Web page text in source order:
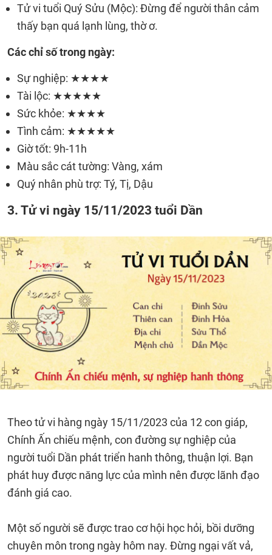
Tử vi tuổi Quý Sửu (Mộc): Đừng để người thân cảm
thấy bạn quá lạnh lùng, thờ ơ.
Các chỉ số trong ngày:
Sự nghiệp: ★★★★
Tài lộc: ★★★★★
Sức khỏe: ★★★★
Tình cảm: ★★★★★
Giờ tốt: 9h-11h
Màu sắc cát tường: Vàng, xám
Quý nhân phù trợ: Tý, Tị, Dậu
3. Tử vi ngày 15/11/2023 tuổi Dần
Theo tử vi hàng ngày 15/11/2023 của 12 con giáp,
Chính Ấn chiếu mệnh, con đường sự nghiệp của
người tuổi Dần phát triển hanh thông, thuận lợi. Bạn
phát huy được năng lực của mình nên được lãnh đạo
đánh giá cao.
Một số người sẽ được trao cơ hội học hỏi, bồi dưỡng
chuyên môn trong ngày hôm nay. Đừng ngại vất vả,